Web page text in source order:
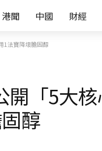
港聞 中國 財經
1法寶降壞膽固醇
開「5大
醇